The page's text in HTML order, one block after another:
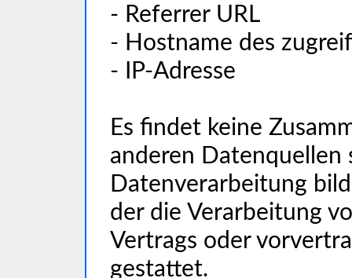
- Referrer URL
- Hostname des
- IP-Adresse
Es findet keine
anderen Datenquellen
Datenverarbeitung
der die Verarbeitung
Vertrags oder
gestattet.